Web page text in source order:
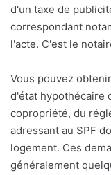
d'un taxe de
correspondant
l'acte. C'est le
Vous pouvez
d'état hypothécaire
copropriété, du
adressant au SPF
logement. Ces
généralement